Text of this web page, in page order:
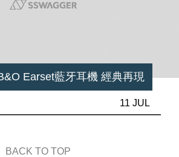
Earset藍牙耳機 經典再現
11 JUL
BACK TO TOP